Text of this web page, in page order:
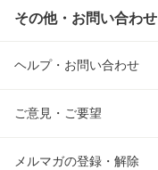
その他・お問い合わせ
ヘルプ・お問い合わせ
ご意見・ご要望
メルマガの登録・解除